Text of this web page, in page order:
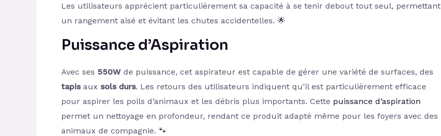
Les utilisateurs apprécient particulièrement sa capacité à se tenir debout tout seul, permettant
un rangement aisé et évitant les chutes accidentelles. 🌟
Puissance d’Aspiration
Avec ses 550W de puissance, cet aspirateur est capable de gérer une variété de surfaces, des
tapisaux sols durs. Les retours des utilisateurs indiquent qu’il est particulièrement efficace
pour aspirer les poils d’animaux et les débris plus importants. Cette puissance d’aspiration
permet un nettoyage en profondeur, rendant ce produit adapté même pour les foyers avec des
animaux de compagnie. 🐾